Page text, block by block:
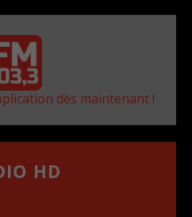
dès maintenant !
HD